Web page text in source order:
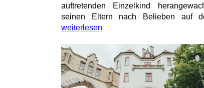
auftretenden Einzelkind
seinen Eltern nach Belieben auf
weiterlesen